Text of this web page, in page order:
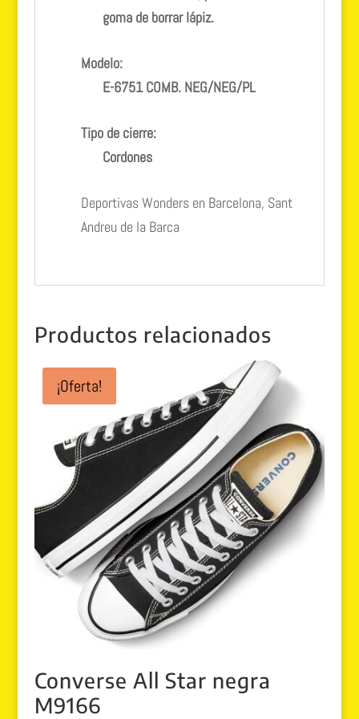
goma de borrar lápiz.
Modelo:
E-6751 COMB. NEG/NEG/PL
Tipo de cierre:
Cordones
Deportivas Wonders en Barcelona, Sant
Andreu de la Barca
Productos relacionados
¡Oferta!
Converse All Star negra
M9166